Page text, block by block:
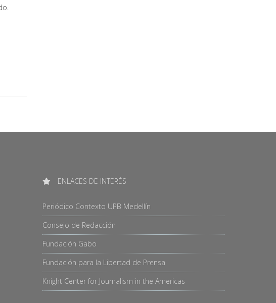
ENLACES DE INTERÉS
Periódico Contexto UPB Medellín
Consejo de Redacción
Fundación Gabo
Fundación para la Libertad de Prensa
Knight Center for Journalism in the Americas